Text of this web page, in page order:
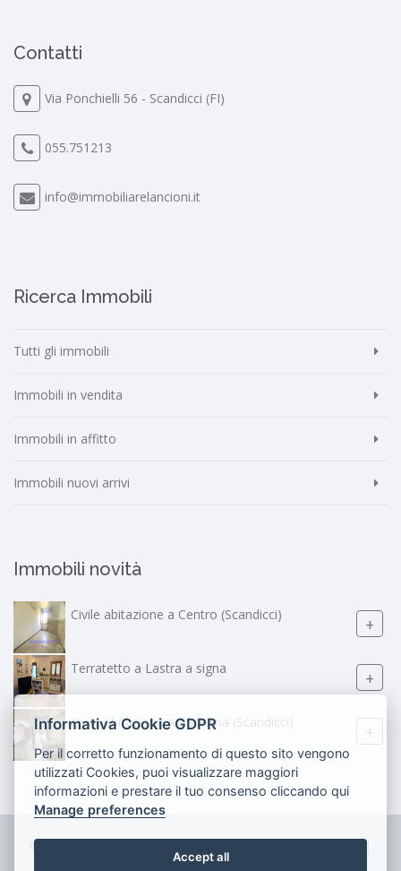
Contatti
Via Ponchielli 56 - Scandicci (FI)
055.751213
info@immobiliarelancioni.it
Ricerca Immobili
Tutti gli immobili
Immobili in vendita
Immobili in affitto
Immobili nuovi arrivi
Immobili novità
Civile abitazione a Centro (Scandicci) +
Terratetto a Lastra a signa +
Civile abitazione a Casellina (Scandicci) +
© 2026 Studio Immobiliare Lancioni - P.IVA 02158550489 |
Privacy-Cookie
Informativa Cookie GDPR
Per il corretto funzionamento di questo sito vengono
utilizzati Cookies, puoi visualizzare maggiori
informazioni e prestare il tuo consenso cliccando qui
Manage preferences
Accept all